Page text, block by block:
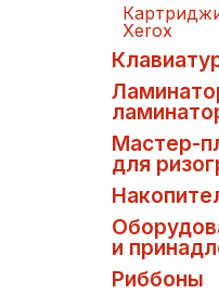
Xerox
Мастер-
для
и
Риббоны